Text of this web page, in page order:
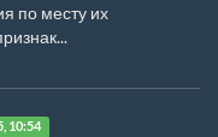
по месту их
10:54